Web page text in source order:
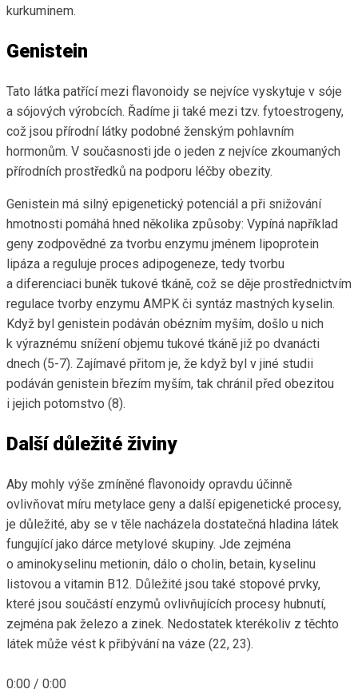
kurkuminem.
Genistein
Tato látka patřící mezi flavonoidy se nejvíce vyskytuje v sóje
a sójových výrobcích. Řadíme ji také mezi tzv. fytoestrogeny,
což jsou přírodní látky podobné ženským pohlavním
hormonům. V současnosti jde o jeden z nejvíce zkoumaných
přírodních prostředků na podporu léčby obezity.
Genistein má silný epigenetický potenciál a při snižování
hmotnosti pomáhá hned několika způsoby: Vypíná například
geny zodpovědné za tvorbu enzymu jménem lipoprotein
lipáza a reguluje proces adipogeneze, tedy tvorbu
a diferenciaci buněk tukové tkáně, což se děje prostřednictvím
regulace tvorby enzymu AMPK či syntáz mastných kyselin.
Když byl genistein podáván obézním myším, došlo u nich
k výraznému snížení objemu tukové tkáně již po dvanácti
dnech (5-7). Zajímavé přitom je, že když byl v jiné studii
podáván genistein březím myším, tak chránil před obezitou
i jejich potomstvo (8).
Další důležité živiny
Aby mohly výše zmíněné flavonoidy opravdu účinně
ovlivňovat míru metylace geny a další epigenetické procesy,
je důležité, aby se v těle nacházela dostatečná hladina látek
fungující jako dárce metylové skupiny. Jde zejména
o aminokyselinu metionin, dálo o cholin, betain, kyselinu
listovou a vitamin B12. Důležité jsou také stopové prvky,
které jsou součástí enzymů ovlivňujících procesy hubnutí,
zejména pak železo a zinek. Nedostatek kterékoliv z těchto
látek může vést k přibývání na váze (22, 23).
0:00 / 0:00